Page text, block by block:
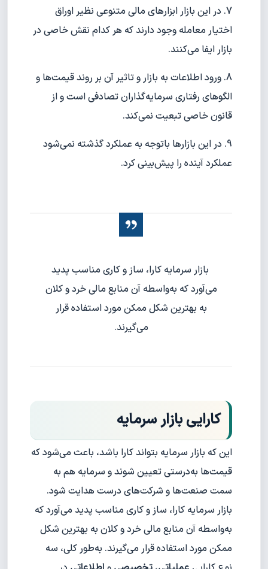
7. در این بازار ابزارهای مالی متنوعی نظیر اوراق
اختیار معامله وجود دارند که هر کدام نقش خاصی در
بازار ایفا می‌کنند.
8. ورود اطلاعات به بازار و تاثیر آن بر روند قیمت‌ها و
الگوهای رفتاری سرمایه‌گذاران تصادفی است و از
قانون خاصی تبعیت نمی‌کند.
9. در این بازارها باتوجه به عملکرد گذشته نمی‌شود
عملکرد آینده را پیش‌بینی کرد.
بازار سرمایه کارا، ساز و کاری مناسب پدید
می‌آورد که به‌واسطه آن منابع مالی خرد و کلان
به بهترین شکل ممکن مورد استفاده قرار
می‌گیرند.
کارایی بازار سرمایه
این که بازار سرمایه بتواند کارا باشد، باعث می‌شود که
قیمت‌ها به‌درستی تعیین شوند و سرمایه هم به
سمت صنعت‌ها و شرکت‌های درست هدایت شود.
بازار سرمایه کارا، ساز و کاری مناسب پدید می‌آورد که
به‌واسطه آن منابع مالی خرد و کلان به بهترین شکل
ممکن مورد استفاده قرار می‌گیرند. به‌طور کلی، سه